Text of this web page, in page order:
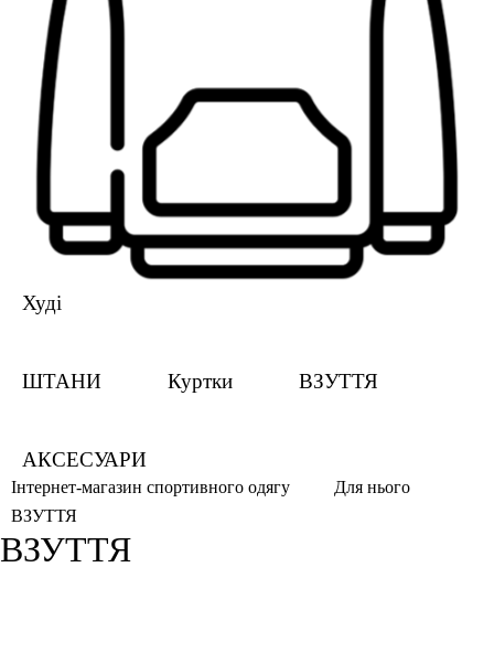
Худі
ШТАНИ Куртки ВЗУТТЯ
АКСЕСУАРИ
Інтернет-магазин спортивного одягу
Для нього
ВЗУТТЯ
ВЗУТТЯ